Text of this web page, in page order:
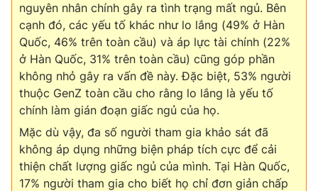
Cơ quan chủ quản:Đài Truyền hình Việt Nam
Cơ quan báo chí:Thời báo VTV
Giấy phép hoạt động báo in và báo điện tử số 483/GP-BTTTT
cấp ngày 29/12/2023
Tổng Biên tập:Vũ Thanh Thủy
Phó Tổng Biên tập: Nguyễn Thị Mỹ Hạnh, Phạm Quốc Thắng,
Nguyễn Trọng Ninh
Tổng đài VTV:024.38 355 931 - 024.38 355 932
Ðiện thoại Thời báo VTV: 024.66 897 897
Email: toasoan@vtv.vn
nguyên nhân chính gây ra tình trạng mất ngủ. Bên
cạnh đó, các yếu tố khác như lo lắng (49% ở Hàn
Quốc, 46% trên toàn cầu) và áp lực tài chính (22%
ở Hàn Quốc, 31% trên toàn cầu) cũng góp phần
không nhỏ gây ra vấn đề này. Đặc biệt, 53% người
thuộc GenZ toàn cầu cho rằng lo lắng là yếu tố
chính làm gián đoạn giấc ngủ của họ.
Mặc dù vậy, đa số người tham gia khảo sát đã
không áp dụng những biện pháp tích cực để cải
thiện chất lượng giấc ngủ của mình. Tại Hàn Quốc,
17% người tham gia cho biết họ chỉ đơn giản chấp